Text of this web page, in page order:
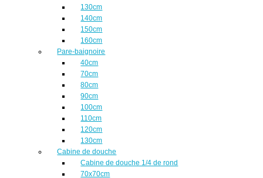
130cm
140cm
150cm
160cm
Pare-baignoire
40cm
70cm
80cm
90cm
100cm
110cm
120cm
130cm
Cabine de douche
Cabine de douche 1/4 de rond
70x70cm